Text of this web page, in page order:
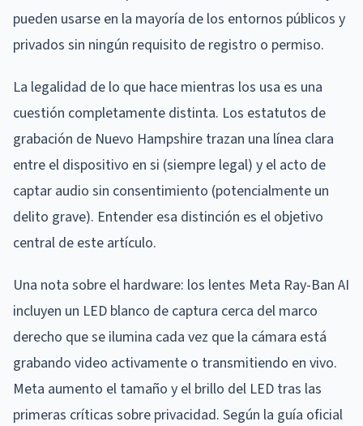
pueden usarse en la mayoría de los entornos públicos y
privados sin ningún requisito de registro o permiso.
La legalidad de lo que hace mientras los usa es una
cuestión completamente distinta. Los estatutos de
grabación de Nuevo Hampshire trazan una línea clara
entre el dispositivo en si (siempre legal) y el acto de
captar audio sin consentimiento (potencialmente un
delito grave). Entender esa distinción es el objetivo
central de este artículo.
Una nota sobre el hardware: los lentes Meta Ray-Ban AI
incluyen un LED blanco de captura cerca del marco
derecho que se ilumina cada vez que la cámara está
grabando video activamente o transmitiendo en vivo.
Meta aumento el tamaño y el brillo del LED tras las
primeras críticas sobre privacidad. Según la guía oficial